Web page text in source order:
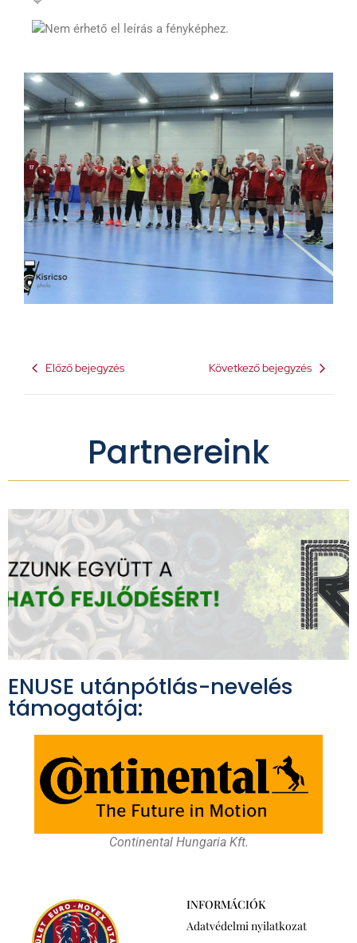
Előző bejegyzés Következő bejegyzés
Partnereink
ENUSE utánpótlás-nevelés
támogatója:
Continental Hungaria Kft.
INFORMÁCIÓK
Adatvédelmi nyilatkozat